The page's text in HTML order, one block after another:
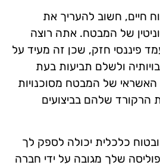
חיים, חשוב להעריך את
של המבטח. אתה רוצה
פיננסי חזק, שכן זה מעיד על
ולשלם תביעות בעת
האשראי של המבטח מסוכנויות
הרקורד שלהם בביצועים
כלכלית יכולה לספק לך
שלך מגובה על ידי חברה